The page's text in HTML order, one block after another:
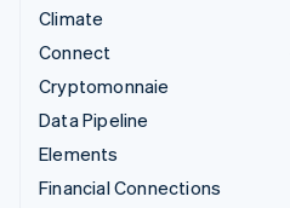
Climate
Connect
Cryptomonnaie
Data Pipeline
Elements
Financial Connections